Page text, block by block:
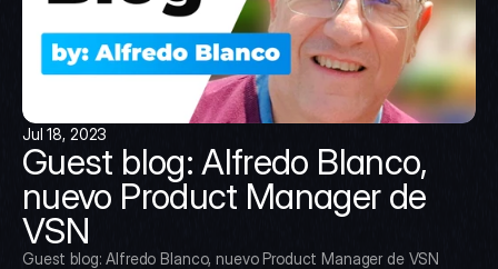
Jul 18, 2023
Guest blog: Alfredo Blanco,
nuevo Product Manager de
VSN
Guest blog: Alfredo Blanco, nuevo Product Manager de VSN